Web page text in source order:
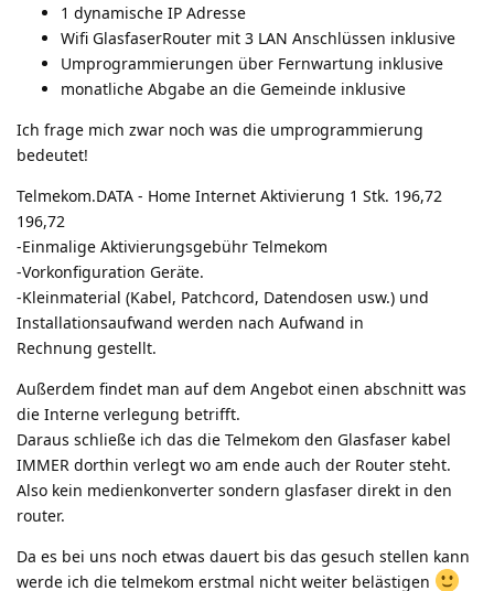
1 dynamische IP Adresse
Wifi GlasfaserRouter mit 3 LAN Anschlüssen inklusive
Umprogrammierungen über Fernwartung inklusive
monatliche Abgabe an die Gemeinde inklusive
Ich frage mich zwar noch was die umprogrammierung
bedeutet!
Telmekom.DATA - Home Internet Aktivierung 1 Stk. 196,72
196,72
-Einmalige Aktivierungsgebühr Telmekom
-Vorkonfiguration Geräte.
-Kleinmaterial (Kabel, Patchcord, Datendosen usw.) und
Installationsaufwand werden nach Aufwand in
Rechnung gestellt.
Außerdem findet man auf dem Angebot einen abschnitt was
die Interne verlegung betrifft.
Daraus schließe ich das die Telmekom den Glasfaser kabel
IMMER dorthin verlegt wo am ende auch der Router steht.
Also kein medienkonverter sondern glasfaser direkt in den
router.
Da es bei uns noch etwas dauert bis das gesuch stellen kann
werde ich die telmekom erstmal nicht weiter belästigen